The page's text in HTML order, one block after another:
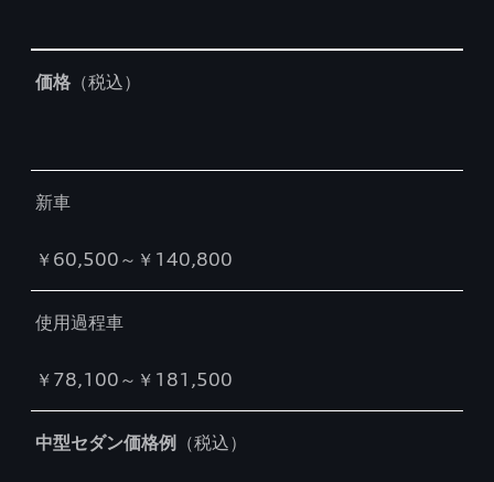
価格 （税込）
新車
￥60,500～￥140,800
使用過程車
￥78,100～￥181,500
中型セダン価格例 （税込）